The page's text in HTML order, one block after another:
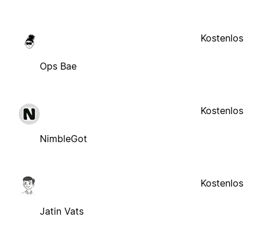
Ops Bae
Kostenlos
NimbleGot
Kostenlos
Jatin Vats
Kostenlos